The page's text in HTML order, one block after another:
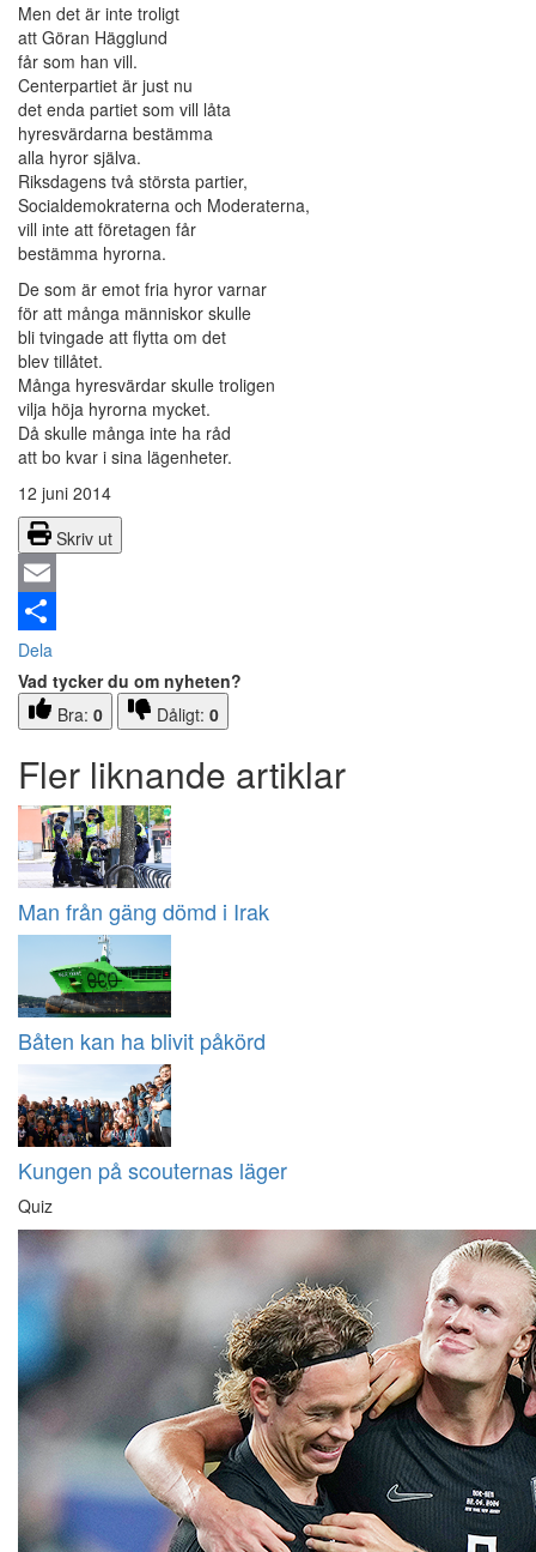
Men det är inte troligt
att Göran Hägglund
får som han vill.
Centerpartiet är just nu
det enda partiet som vill låta
hyresvärdarna bestämma
alla hyror själva.
Riksdagens två största partier,
Socialdemokraterna och Moderaterna,
vill inte att företagen får
bestämma hyrorna.
De som är emot fria hyror varnar
för att många människor skulle
bli tvingade att flytta om det
blev tillåtet.
Många hyresvärdar skulle troligen
vilja höja hyrorna mycket.
Då skulle många inte ha råd
att bo kvar i sina lägenheter.
12 juni 2014
Skriv ut
Email
Dela
Vad tycker du om nyheten?
Bra: 0 Dåligt: 0
Fler liknande artiklar
Man från gäng dömd i Irak
Båten kan ha blivit påkörd
Kungen på scouternas läger
Quiz